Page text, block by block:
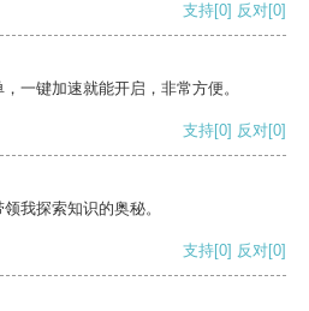
支持[0] 反对[0]
一键加速就能开启，非常方便。
支持[0] 反对[0]
我探索知识的奥秘。
支持[0] 反对[0]